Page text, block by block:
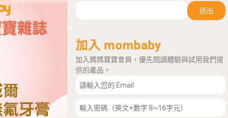
送出
加入 mombaby
加入媽媽寶寶會員，優先閱讀體驗與試用我們提
供的產品。